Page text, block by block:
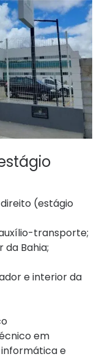
(estágio
auxílio-transporte;
da Bahia;
e interior da
em
e